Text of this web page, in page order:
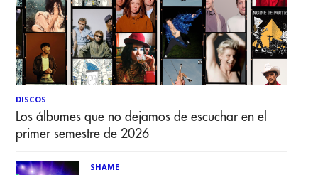
DISCOS
Los álbumes que no dejamos de escuchar en el
primer semestre de 2026
SHAME